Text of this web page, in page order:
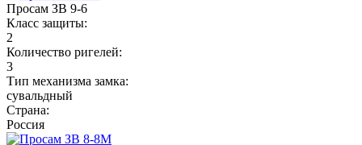
Просам ЗВ 9-6
Класс защиты:
2
Количество ригелей:
3
Тип механизма замка:
сувальдный
Страна:
Россия